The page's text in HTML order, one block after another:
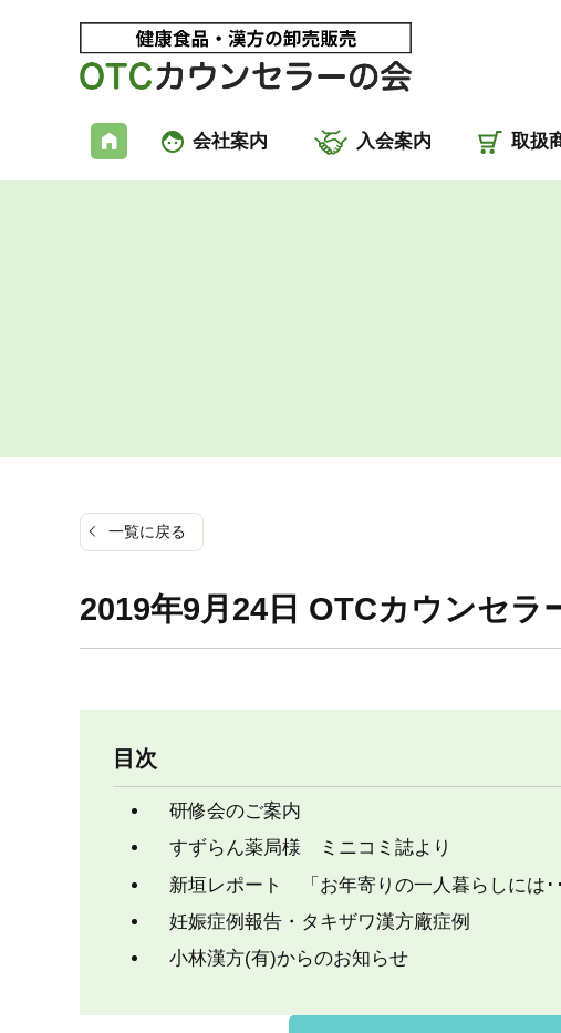
会社案内 入会案内 取扱
一覧に戻る
2019年9月24日 OTCカウンセラ
目次
研修会のご案内
すずらん薬局様 ミニコミ誌より
新垣レポート 「お年寄りの一人暮らしには･･
妊娠症例報告・タキザワ漢方廠症例
小林漢方(有)からのお知らせ